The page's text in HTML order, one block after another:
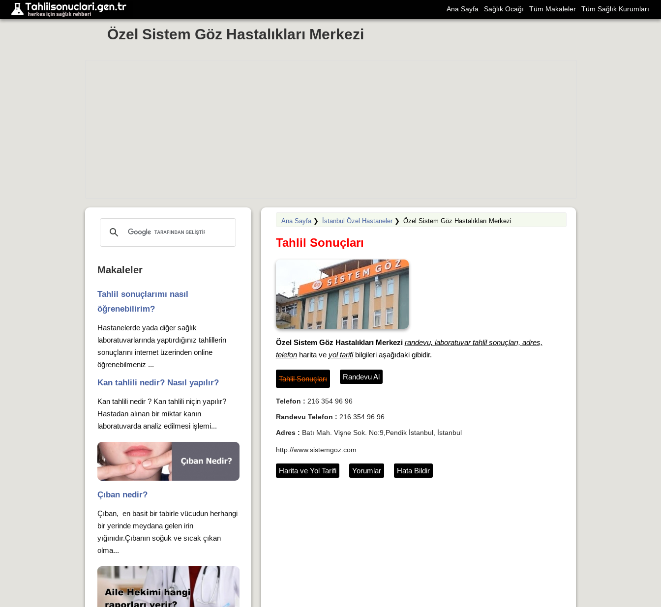
Ana Sayfa Sağlık Ocağı Tüm Makaleler Tüm Sağlık Kurumları
Özel Sistem Göz Hastalıkları Merkezi
Ana Sayfa❯ İstanbul Özel Hastaneler❯ Özel Sistem Göz Hastalıkları Merkezi
Tahlil Sonuçları
Özel Sistem Göz Hastalıkları Merkezi randevu, laboratuvar tahlil sonuçları, adres,
telefonharita ve yol tarifibilgileri aşağıdaki gibidir.
Tahlil Sonuçları Randevu Al
Telefon : 216 354 96 96
Randevu Telefon : 216 354 96 96
Adres : Batı Mah. Vişne Sok. No:9,Pendik İstanbul, İstanbul
http://www.sistemgoz.com
Harita ve Yol Tarifi Yorumlar Hata Bildir
Makaleler
Tahlil sonuçlarımı nasıl
öğrenebilirim?
Hastanelerde yada diğer sağlık
laboratuvarlarında yaptırdığınız tahlillerin
sonuçlarını internet üzerinden online
öğrenebilmeniz ...
Kan tahlili nedir? Nasıl yapılır?
Kan tahlili nedir ? Kan tahlili niçin yapılır?
Hastadan alınan bir miktar kanın
laboratuvarda analiz edilmesi işlemi...
Çıban nedir?
Çıban, en basit bir tabirle vücudun herhangi
bir yerinde meydana gelen irin
yığınıdır.Çıbanın soğuk ve sıcak çıkan
olma...